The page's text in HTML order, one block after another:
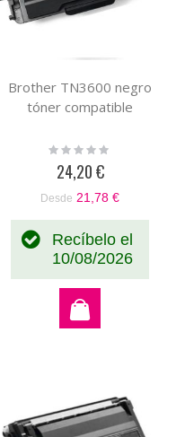
Brother TN3600 negro
tóner compatible
Rating:
24,20 €
Desde 21,78 €
Recíbelo el
10/08/2026